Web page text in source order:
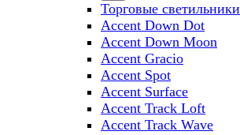
Торговые светильники
Accent Down Dot
Accent Down Moon
Accent Gracio
Accent Spot
Accent Surface
Accent Track Loft
Accent Track Wave